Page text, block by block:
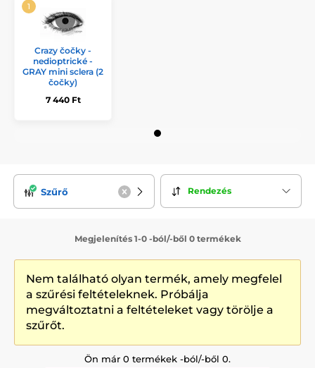
Crazy čočky -
nedioptrické -
GRAY mini sclera (2
čočky)
7 440 Ft
Szűrő Rendezés
Megjelenítés 1-0 -ból/-ből 0 termékek
Nem található olyan termék, amely megfelel
a szűrési feltételeknek. Próbálja
megváltoztatni a feltételeket vagy törölje a
szűrőt.
Ön már 0 termékek -ból/-ből 0.